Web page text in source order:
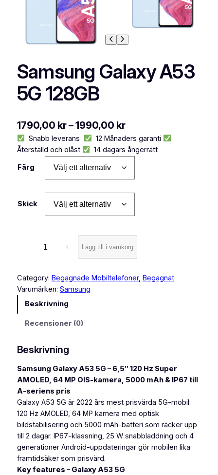
Samsung Galaxy A53
5G 128GB
1790,00 kr–1990,00 krP
r
i
s
n
t
e
r
a
9
,
0
0
Snabb leverans
12 Månaders garanti
Återställd och olåst
14 dagars ångerrätt
Färg
Skick
s
u
n
a
x
y
A
5
3
5
G
2
8
− + Lägg till i varukorg
Category: Begagnade Mobiltelefoner, Begagnat
Varumärken: Samsung
Beskrivning
Recensioner (0)
Beskrivning
Samsung Galaxy A53 5G – 6,5″ 120 Hz Super
AMOLED, 64 MP OIS-kamera, 5000 mAh & IP67 till
A-seriens pris
Galaxy A53 5G är 2022 års mest prisvärda 5G-mobil:
120 Hz AMOLED, 64 MP kamera med optisk
bildstabilisering och 5000 mAh-batteri som räcker upp
till 2 dagar. IP67-klassning, 25 W snabbladdning och 4
generationer Android-uppdateringar gör mobilen lika
framtidsäker som prisvärd.
Key features – Galaxy A53 5G